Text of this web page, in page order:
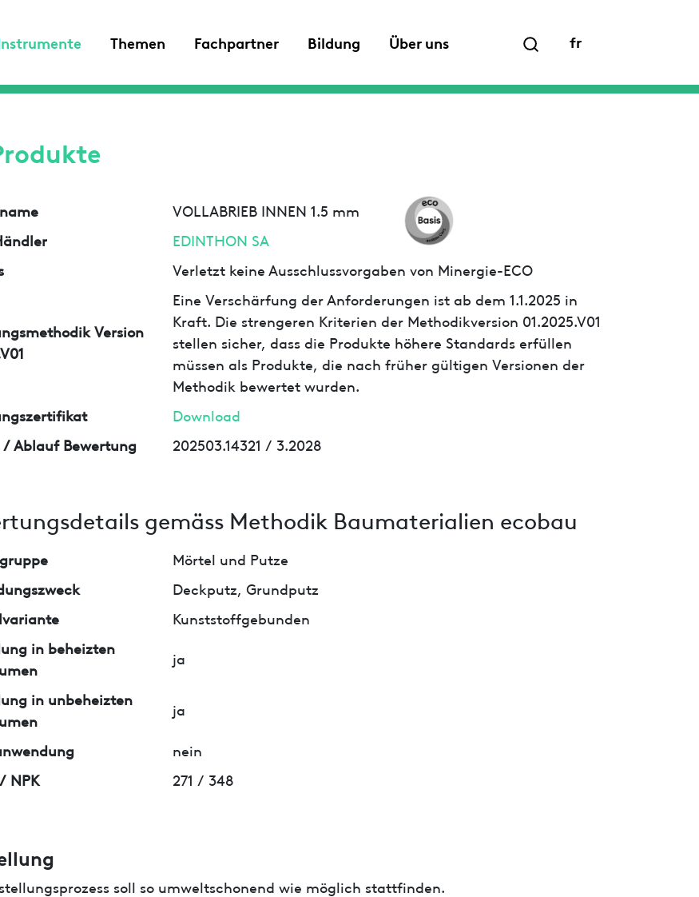
Themen Fachpartner Bildung Über uns fr
VOLLABRIEB INNEN 1.5 mm
EDINTHON SA
Verletzt keine Ausschlussvorgaben von Minergie-ECO
Version
Eine Verschärfung der Anforderungen ist ab dem 1.1.2025 in
Kraft. Die strengeren Kriterien der Methodikversion 01.2025.V01
stellen sicher, dass die Produkte höhere Standards erfüllen
müssen als Produkte, die nach früher gültigen Versionen der
Methodik bewertet wurden.
Download
/ Ablauf Bewertung
202503.14321 / 3.2028
gemäss Methodik Baumaterialien ecobau
Mörtel und Putze
Deckputz, Grundputz
Kunststoffgebunden
in beheizten
ja
in unbeheizten
ja
nein
NPK
271 / 348
soll so umweltschonend wie möglich stattfinden.